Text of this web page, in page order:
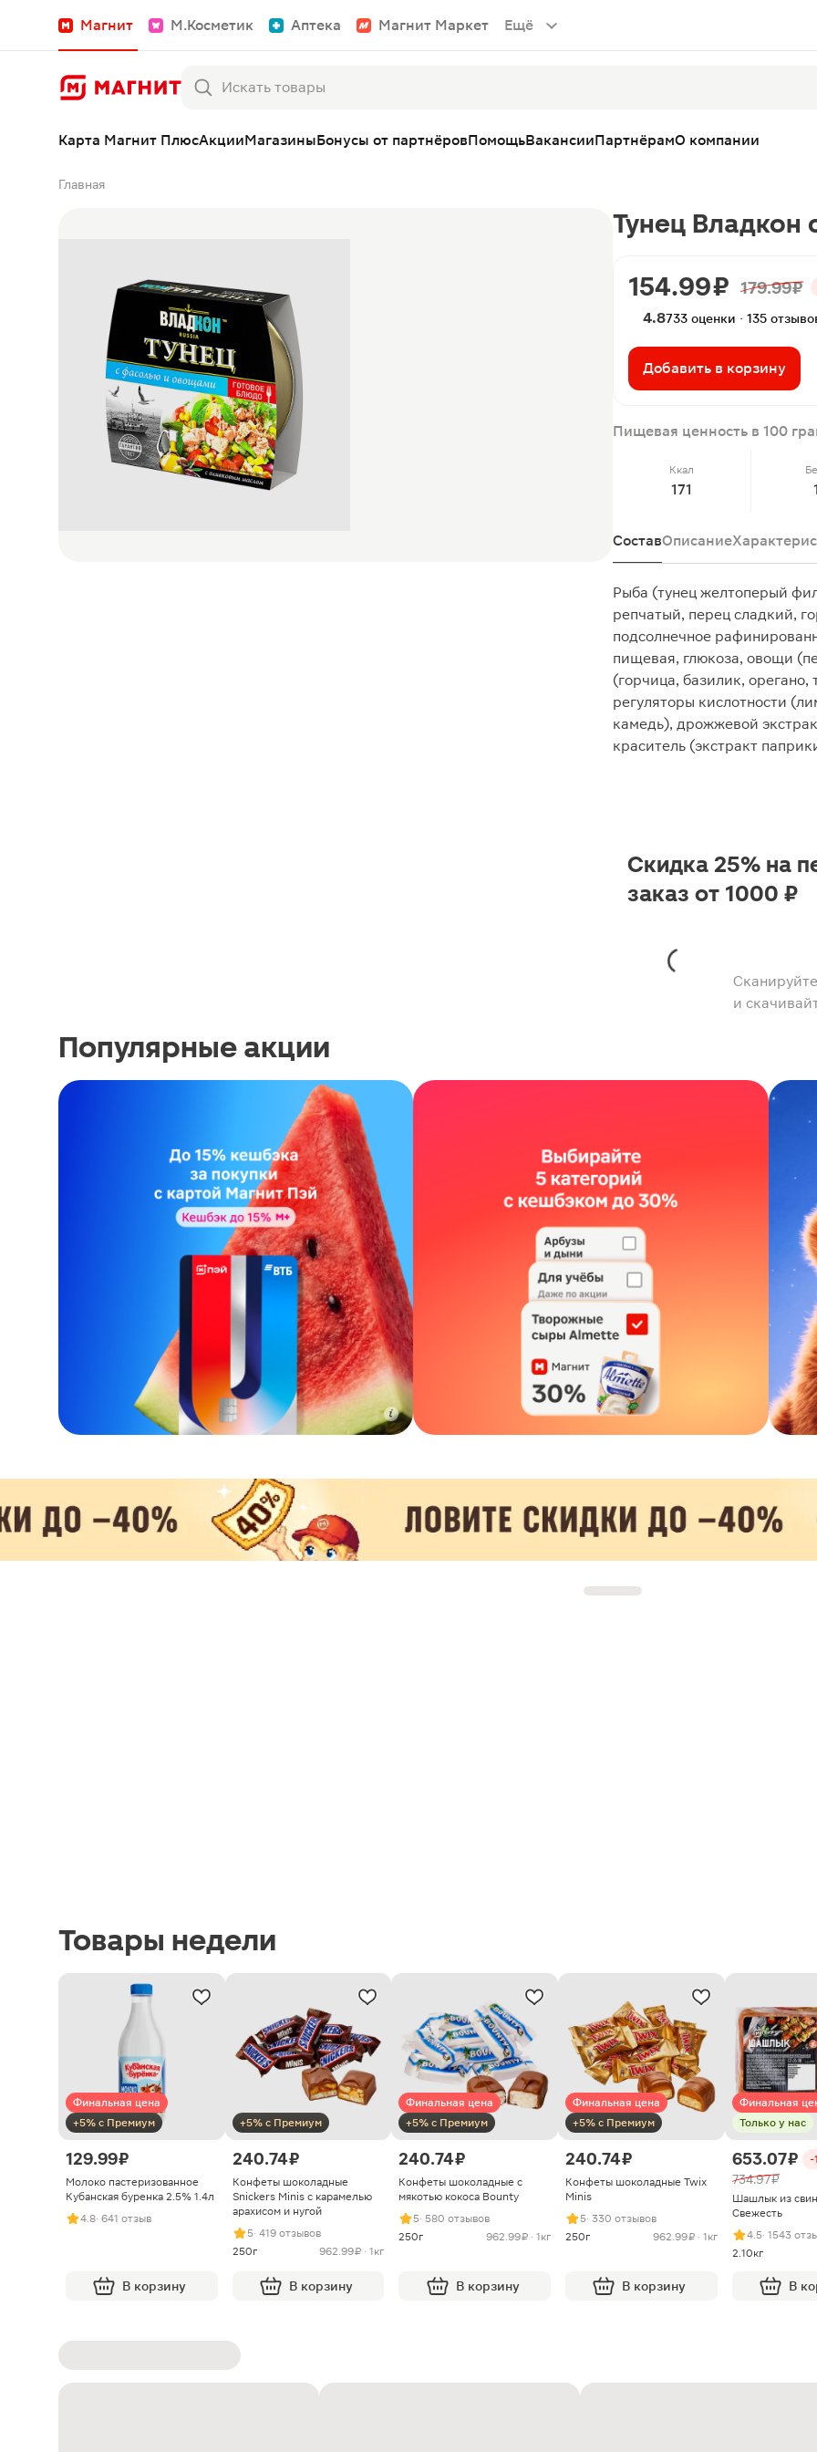
Магнит М.Косметик Аптека Магнит Маркет Ещё
Карта Магнит ПлюсАкцииМагазиныБонусы от партнёровПомощьВакансииПартнёрамО компании
Главная
Тунец Владкон
154.99 ₽ 179.99 ₽
4.8733 оценки · 135
Добавить в корзину
Пищевая ценность в 100
Ккал
171
СоставОписание
Рыба (тунец желтоперый
репчатый, перец сладкий,
подсолнечное
пищевая, глюкоза, овощи
(горчица, базилик,
регуляторы кислотности
камедь), дрожжевой
краситель (экстракт
и
Скидка 25% на
заказ от 1000 ₽
Популярные акции
Товары недели
Финальная цена
+5% с Премиум
129.99 ₽
Молоко пастеризованное
Кубанская буренка 2.5% 1.4л
4.8· 641 отзыв
В корзину
+5% с Премиум
240.74 ₽
Конфеты шоколадные
Snickers Minis с карамелью
арахисом и нугой
5· 419 отзывов
250г
962.99 ₽ · 1кг
В корзину
Финальная цена
+5% с Премиум
240.74 ₽
Конфеты шоколадные с
мякотью кокоса Bounty
5· 580 отзывов
250г
962.99 ₽ · 1кг
В корзину
Финальная цена
+5% с Премиум
240.74 ₽
Конфеты шоколадные Twix
Minis
5· 330 отзывов
250г
962.99 ₽ · 1кг
В корзину
Финальная
Только у нас
653.07 ₽ -
734.97 ₽
Шашлык из
Свежесть
4.5· 1543
2.10кг
В